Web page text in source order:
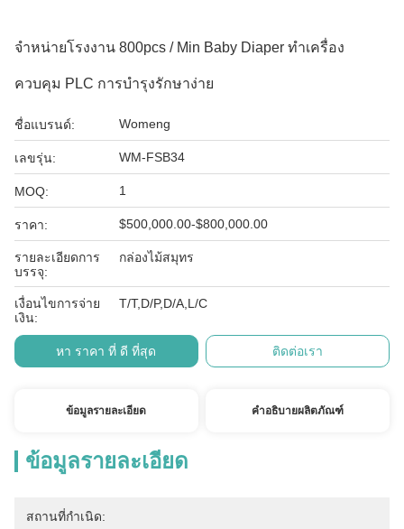
จําหน่ายโรงงาน 800pcs / Min Baby Diaper ทําเครื่อง
ควบคุม PLC การบํารุงรักษาง่าย
ชื่อแบรนด์: Womeng
เลขรุ่น: WM-FSB34
MOQ: 1
ราคา: $500,000.00-$800,000.00
รายละเอียดการ
บรรจุ:
กล่องไม้สมุทร
เงื่อนไขการจ่าย
เงิน:
T/T,D/P,D/A,L/C
หา ราคา ที่ ดี ที่สุด ติดต่อเรา
ข้อมูลรายละเอียด คำอธิบายผลิตภัณฑ์
ข้อมูลรายละเอียด
สถานที่กำเนิด: